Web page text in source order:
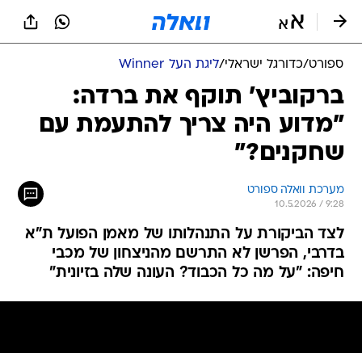
ספורט/כדורגל ישראלי/ליגת העל Winner
ברקוביץ' תוקף את ברדה:
"מדוע היה צריך להתעמת עם
שחקנים?"
מערכת וואלה ספורט
10.5.2026 / 9:28
לצד הביקורת על התנהלותו של מאמן הפועל ת"א
בדרבי, הפרשן לא התרשם מהניצחון של מכבי
חיפה: "על מה כל הכבוד? העונה שלה בזיונית"